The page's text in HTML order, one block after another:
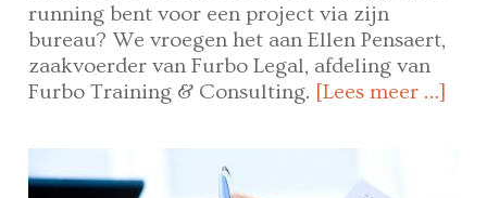
running bent voor een project via zijn
bureau? We vroegen het aan Ellen Pensaert,
zaakvoerder van Furbo Legal, afdeling van
Furbo Training & Consulting. [Lees meer …]